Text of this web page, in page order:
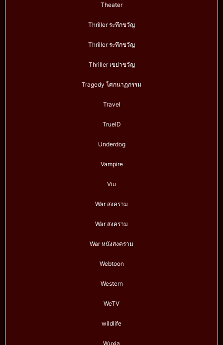
Theater
Thriller ระทึกขวัญ
Thriller ระทึกขวัญ
Thriller เขย่าขวัญ
Tragedy โศกนาฏกรรม
Travel
TrueID
Underdog
Vampire
Viu
War สงคราม
War สงคราม
War หนังสงคราม
Webtoon
Western
WeTV
wildlife
Wuxia